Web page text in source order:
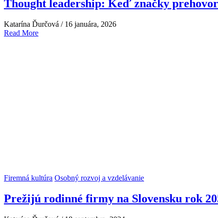
Thought leadership: Keď značky
Katarína Ďurčová / 16 januára, 2026
Read More
Firemná kultúra Osobný rozvoj a vzdelávanie
Prežijú rodinné firmy na Slovensku rok